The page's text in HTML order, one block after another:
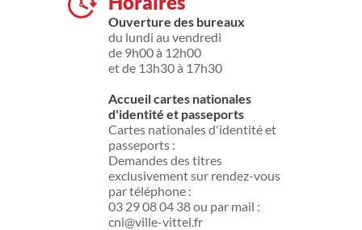
Ouverture des bureaux
du lundi au vendredi
de 9h00 à 12h00
et de 13h30 à 17h30
Accueil cartes nationales
d'identité et passeports
Cartes nationales d'identité et
passeports :
Demandes des titres
exclusivement sur rendez-vous
par téléphone :
03 29 08 04 38 ou par mail :
cni@ville-vittel.fr